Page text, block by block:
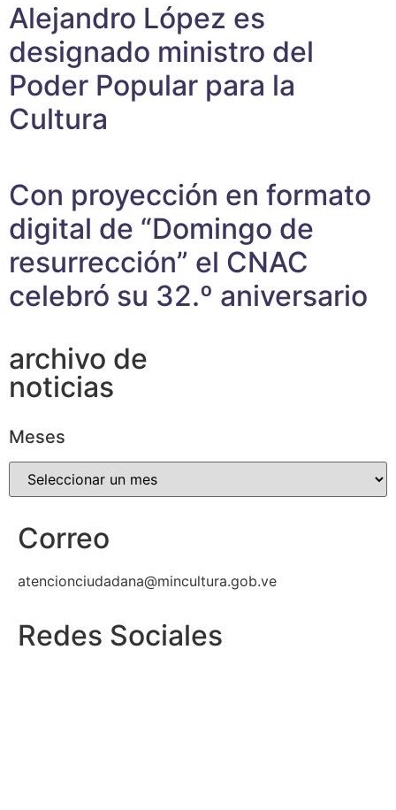
Alejandro López es
designado ministro del
Poder Popular para la
Cultura
Con proyección en formato
digital de “Domingo de
resurrección” el CNAC
celebró su 32.º aniversario
archivo de
noticias
Meses
Correo
atencionciudadana@mincultura.gob.ve
Redes Sociales